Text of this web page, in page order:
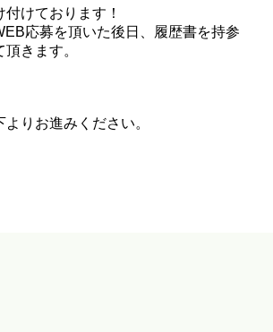
けております！
応募を頂いた後日、履歴書を持参
きます。
りお進みください。